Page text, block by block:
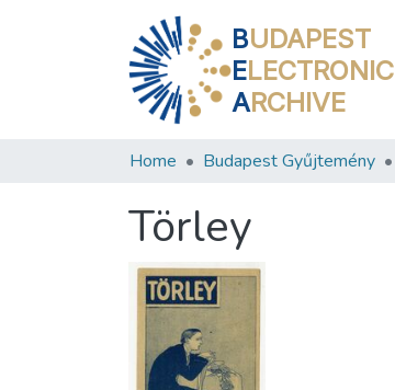
BUDAPEST
ELECTRONIC
ARCHIVE
Home Budapest Gyűjtemény
Törley